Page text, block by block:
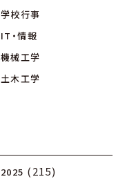
学校行事
IT・情報
機械工学
土木工学
2025 (215)